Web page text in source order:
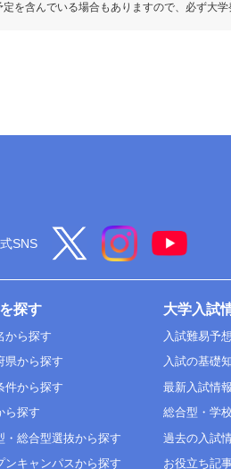
を含んでいる場合もありますので、必ず大学
SNS
探す
から探す
県から探す
件から探す
ら探す
・総合型選抜から探す
ンキャンパスから探す
大学入試
入試難易予
入試の基礎
最新入試情報
総合型・学
過去の入試
お役立ち記